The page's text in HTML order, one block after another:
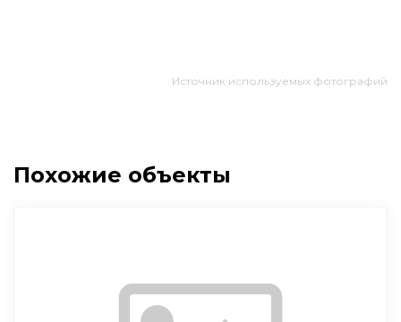
Источник используемых фотографий
Похожие объекты